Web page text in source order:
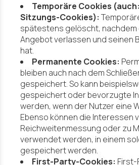
Temporäre Cookies
Sitzungs-Cookies):
spätestens gelöscht, nachdem
Angebot verlassen und seinen
hat.
Permanente Cookies:
bleiben auch nach dem
gespeichert. So kann
gespeichert oder bevorzugte
werden, wenn der Nutzer eine
Ebenso können die Interessen
Reichweitenmessung oder zu
verwendet werden, in einem
gespeichert werden.
First-Party-Cookies: